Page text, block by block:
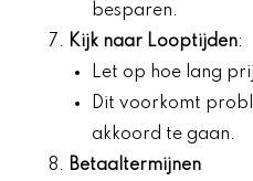
besparen.
Kijk naar Looptijden:
Let op hoe lang
Dit voorkomt
akkoord te gaan.
Betaaltermijnen